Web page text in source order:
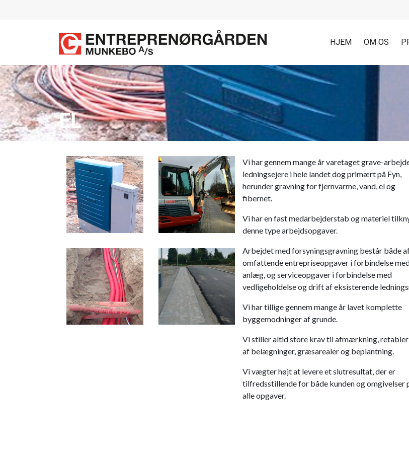
HJEM OM OS
EL
Vi har gennem mange år varetaget grave-
ledningsejere i hele landet dog primært på Fyn,
herunder gravning for fjernvarme, vand, el og
fibernet.
Vi har en fast medarbejderstab og materiel
denne type arbejdsopgaver.
Arbejdet med forsyningsgravning består både
omfattende entrepriseopgaver i forbindelse
anlæg, og serviceopgaver i forbindelse med
vedligeholdelse og drift af eksisterende
Vi har tillige gennem mange år lavet komplette
byggemodninger af grunde.
Vi stiller altid store krav til afmærkning,
af belægninger, græsarealer og beplantning.
Vi vægter højt at levere et slutresultat, der er
tilfredsstillende for både kunden og omgivelser
alle opgaver.